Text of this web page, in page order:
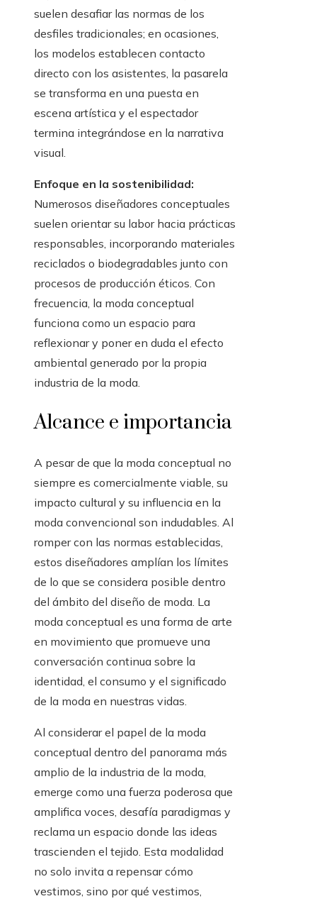
suelen desafiar las normas de los
desfiles tradicionales; en ocasiones,
los modelos establecen contacto
directo con los asistentes, la pasarela
se transforma en una puesta en
escena artística y el espectador
termina integrándose en la narrativa
visual.
Enfoque en la sostenibilidad:
Numerosos diseñadores conceptuales
suelen orientar su labor hacia prácticas
responsables, incorporando materiales
reciclados o biodegradables junto con
procesos de producción éticos. Con
frecuencia, la moda conceptual
funciona como un espacio para
reflexionar y poner en duda el efecto
ambiental generado por la propia
industria de la moda.
Alcance e importancia
A pesar de que la moda conceptual no
siempre es comercialmente viable, su
impacto cultural y su influencia en la
moda convencional son indudables. Al
romper con las normas establecidas,
estos diseñadores amplían los límites
de lo que se considera posible dentro
del ámbito del diseño de moda. La
moda conceptual es una forma de arte
en movimiento que promueve una
conversación continua sobre la
identidad, el consumo y el significado
de la moda en nuestras vidas.
Al considerar el papel de la moda
conceptual dentro del panorama más
amplio de la industria de la moda,
emerge como una fuerza poderosa que
amplifica voces, desafía paradigmas y
reclama un espacio donde las ideas
trascienden el tejido. Esta modalidad
no solo invita a repensar cómo
vestimos, sino por qué vestimos,